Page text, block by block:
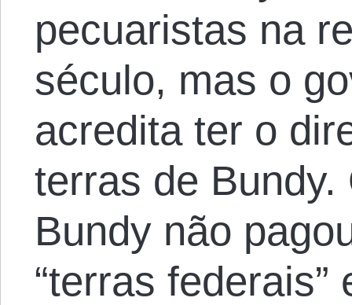
pecuaristas na
século, mas o
acredita ter o
terras de
Bundy não
“terras